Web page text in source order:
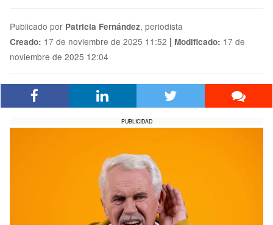
Publicado por Patricia Fernández, periodista
Creado: 17 de noviembre de 2025 11:52 | Modificado: 17 de
noviembre de 2025 12:04
PUBLICIDAD